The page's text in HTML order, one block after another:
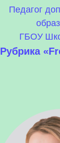
Педагог
ГБОУ
Рубрика